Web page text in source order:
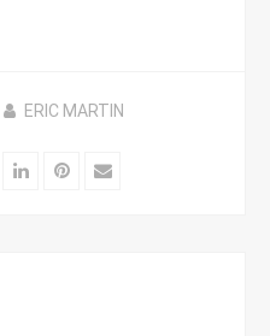
ERIC MARTIN
LinkedInPinterest
Email